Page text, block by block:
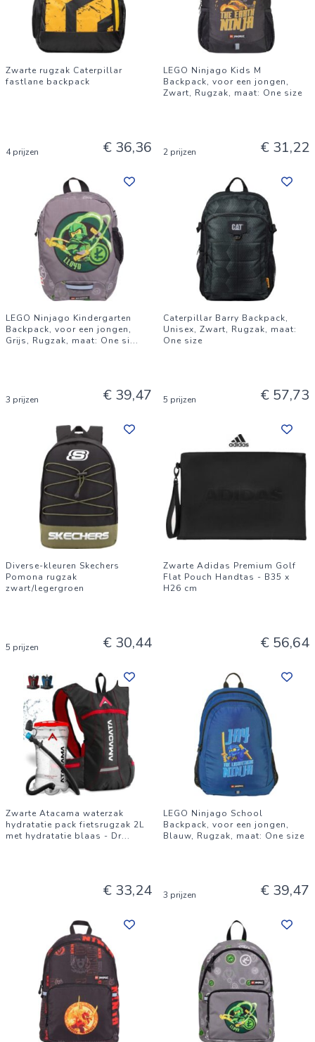
Zwarte rugzak Caterpillar
fastlane backpack
4 prijzen € 36,36
LEGO Ninjago Kids M
Backpack, voor een jongen,
Zwart, Rugzak, maat: One size
2 prijzen € 31,22
LEGO Ninjago Kindergarten
Backpack, voor een jongen,
Grijs, Rugzak, maat: One si...
3 prijzen € 39,47
Caterpillar Barry Backpack,
Unisex, Zwart, Rugzak, maat:
One size
5 prijzen € 57,73
Diverse-kleuren Skechers
Pomona rugzak
zwart/legergroen
5 prijzen € 30,44
Zwarte Adidas Premium Golf
Flat Pouch Handtas - B35 x
H26 cm
€ 56,64
Zwarte Atacama waterzak
hydratatie pack fietsrugzak 2L
met hydratatie blaas - Dr...
€ 33,24
LEGO Ninjago School
Backpack, voor een jongen,
Blauw, Rugzak, maat: One size
3 prijzen € 39,47